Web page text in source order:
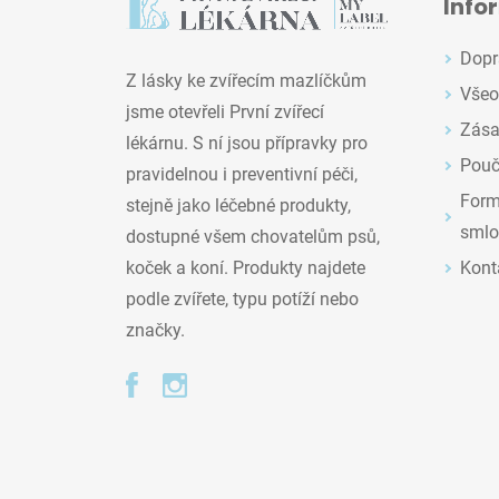
Z lásky ke zvířecím mazlíčkům
jsme otevřeli První zvířecí
lékárnu. S ní jsou přípravky pro
pravidelnou i preventivní péči,
stejně jako léčebné produkty,
dostupné všem chovatelům psů,
koček a koní. Produkty najdete
podle zvířete, typu potíží nebo
značky.